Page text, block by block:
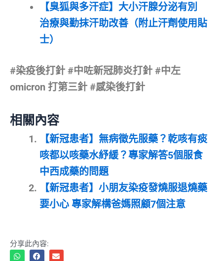
【臭狐與多汗症】大小汗腺分泌有別
治療與勤抹汗助改善（附止汗劑使用貼
士）
#染疫後打針 #中咗新冠肺炎打針 #中左
omicron 打第三針 #感染後打針
相關內容
【新冠患者】無病徵先服藥？乾咳有痰
咳都以咳藥水紓緩？專家解答5個服食
中西成藥的問題
【新冠患者】小朋友染疫發燒服退燒藥
要小心 專家解構爸媽照顧7個注意
分享此內容: